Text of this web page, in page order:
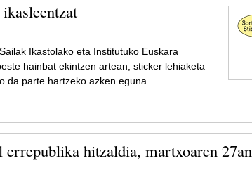
Ikastolako eta Institutuko Euskara
hainbat ekintzen artean, sticker lehiaketa
da parte hartzeko azken eguna.
hitzaldia, martxoaren 27an